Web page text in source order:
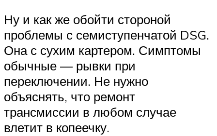
Ну и как же обойти стороной
проблемы с семиступенчатой DSG.
Она с сухим картером. Симптомы
обычные — рывки при
переключении. Не нужно
объяснять, что ремонт
трансмиссии в любом случае
влетит в копеечку.